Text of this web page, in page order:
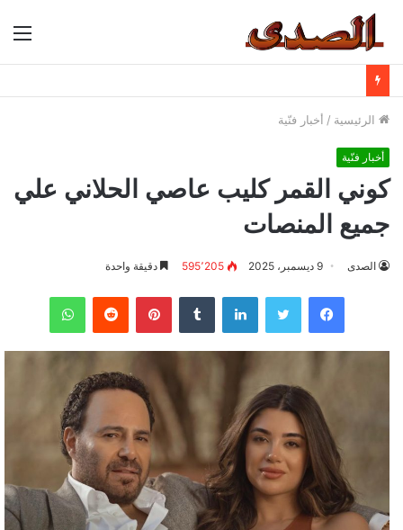
الرئيسية / أخبار فنّية
أخبار فنّية
كوني القمر كليب عاصي الحلاني علي
جميع المنصات
الصدى 9 ديسمبر، 2025 595٬205 دقيقة واحدة
فيسبوك تويتر لينكدإن بينتيريست واتساب